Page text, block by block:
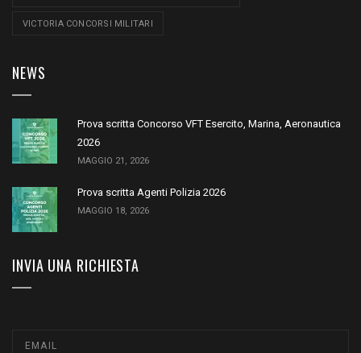
VICTORIA CONCORSI MILITARI
NEWS
Prova scritta Concorso VFT Esercito, Marina, Aeronautica
2026
MAGGIO 21, 2026
Prova scritta Agenti Polizia 2026
MAGGIO 18, 2026
INVIA UNA RICHIESTA